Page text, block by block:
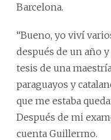
Barcelona.
“Bueno, yo viví
después de un año
tesis de una
paraguayos y
que me estaba
Después de mi
cuenta Guillermo.